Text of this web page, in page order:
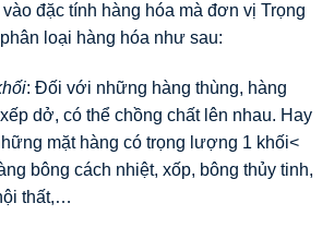
đặc tính hàng hóa mà đơn vị Trọng
loại hàng hóa như sau:
: Đối với những hàng thùng, hàng
dở, có thể chồng chất lên nhau. Hay
mặt hàng có trọng lượng 1 khối<
bông cách nhiệt, xốp, bông thủy tinh,
thất,…